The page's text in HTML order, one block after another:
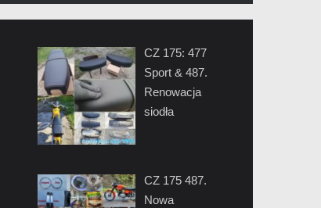
CZ 175: 477
Sport & 487.
Renowacja
siodła
CZ 175 487.
Nowa